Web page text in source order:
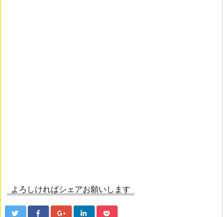
よろしければシェアお願いします